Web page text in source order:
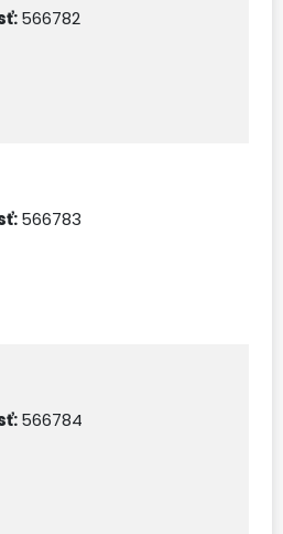
566782
566783
566784